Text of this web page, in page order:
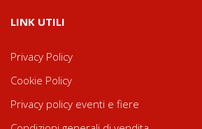
LINK UTILI
Privacy Policy
Cookie Policy
Privacy policy eventi e fiere